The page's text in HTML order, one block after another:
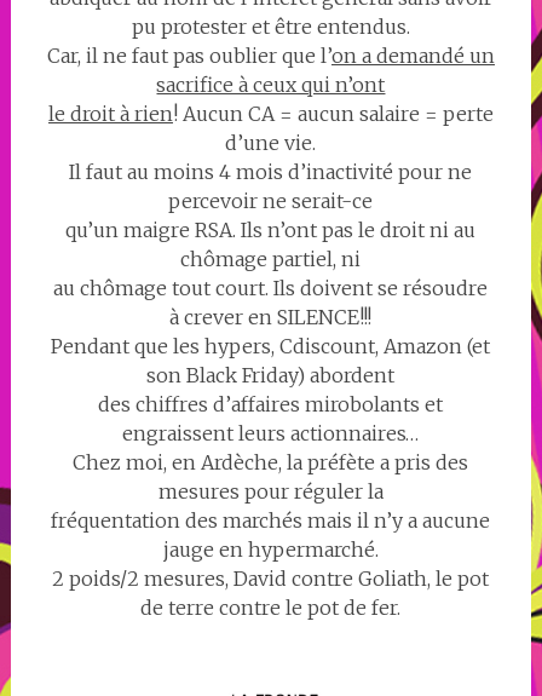
pu protester et être entendus.
Car, il ne faut pas oublier que l’on a demandé un
sacrifice à ceux qui n’ont
le droit à rien! Aucun CA = aucun salaire = perte
d’une vie.
Il faut au moins 4 mois d’inactivité pour ne
percevoir ne serait-ce
qu’un maigre RSA. Ils n’ont pas le droit ni au
chômage partiel, ni
au chômage tout court. Ils doivent se résoudre
à crever en SILENCE!!!
Pendant que les hypers, Cdiscount, Amazon (et
son Black Friday) abordent
des chiffres d’affaires mirobolants et
engraissent leurs actionnaires…
Chez moi, en Ardèche, la préfète a pris des
mesures pour réguler la
fréquentation des marchés mais il n’y a aucune
jauge en hypermarché.
2 poids/2 mesures, David contre Goliath, le pot
de terre contre le pot de fer.